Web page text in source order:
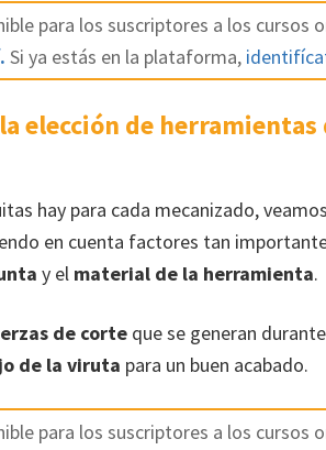
para los suscriptores a los cursos
Si ya estás en la plataforma,
elección de herramientas
hay para cada mecanizado, veamos
en cuenta factores tan
y el material de la herramienta.
de corteque se generan
de la viruta para un buen acabado.
para los suscriptores a los cursos